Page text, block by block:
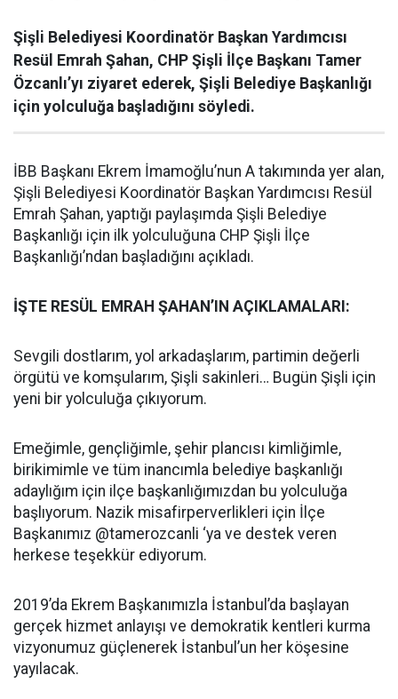
Şişli Belediyesi Koordinatör Başkan Yardımcısı
Resül Emrah Şahan, CHP Şişli İlçe Başkanı Tamer
Özcanlı’yı ziyaret ederek, Şişli Belediye Başkanlığı
için yolculuğa başladığını söyledi.
İBB Başkanı Ekrem İmamoğlu’nun A takımında yer alan,
Şişli Belediyesi Koordinatör Başkan Yardımcısı Resül
Emrah Şahan, yaptığı paylaşımda Şişli Belediye
Başkanlığı için ilk yolculuğuna CHP Şişli İlçe
Başkanlığı’ndan başladığını açıkladı.
İŞTE RESÜL EMRAH ŞAHAN’IN AÇIKLAMALARI:
Sevgili dostlarım, yol arkadaşlarım, partimin değerli
örgütü ve komşularım, Şişli sakinleri… Bugün Şişli için
yeni bir yolculuğa çıkıyorum.
Emeğimle, gençliğimle, şehir plancısı kimliğimle,
birikimimle ve tüm inancımla belediye başkanlığı
adaylığım için ilçe başkanlığımızdan bu yolculuğa
başlıyorum. Nazik misafirperverlikleri için İlçe
Başkanımız @tamerozcanli ‘ya ve destek veren
herkese teşekkür ediyorum.
2019’da Ekrem Başkanımızla İstanbul’da başlayan
gerçek hizmet anlayışı ve demokratik kentleri kurma
vizyonumuz güçlenerek İstanbul’un her köşesine
yayılacak.